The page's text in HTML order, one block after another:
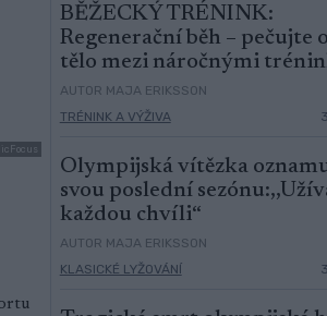
BĚŽECKÝ TRÉNINK:
Regenerační běh – pečujte
tělo mezi náročnými
AUTOR MAJA ERIKSSON
TRÉNINK A VÝŽIVA
Olympijská vítězka
svou poslední
každou chvíli“
AUTOR MAJA ERIKSSON
KLASICKÉ LYŽOVÁNÍ